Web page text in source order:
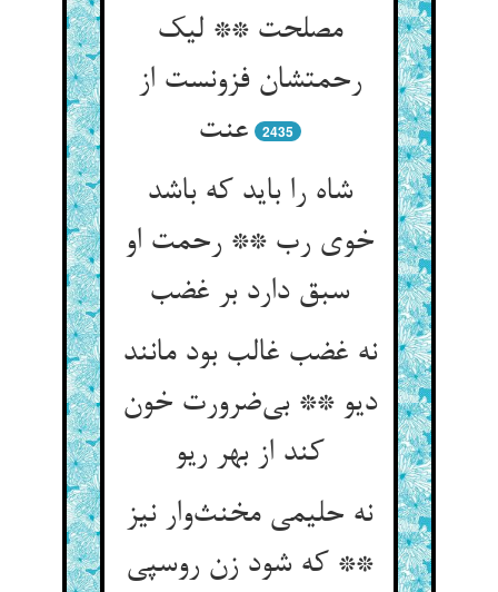
مصلحت ** لیک
رحمتشان فزونست از
عنت
2435
شاه را باید که باشد
خوی رب ** رحمت او
سبق دارد بر غضب
نه غضب غالب بود مانند
دیو ** بی‌ضرورت خون
کند از بهر ریو
نه حلیمی مخنث‌وار نیز
** که شود زن روسپی